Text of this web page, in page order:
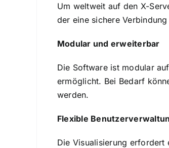
Um weltweit auf den X-
der eine sichere
Modular und erweiterbar
Die Software ist modular
ermöglicht. Bei Bedarf
werden.
Flexible
Die Visualisierung erfordert